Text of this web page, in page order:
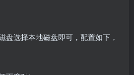
盘选择本地磁盘即可，配置如下，